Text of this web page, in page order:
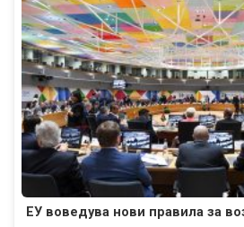
ЕУ воведува нови правила за